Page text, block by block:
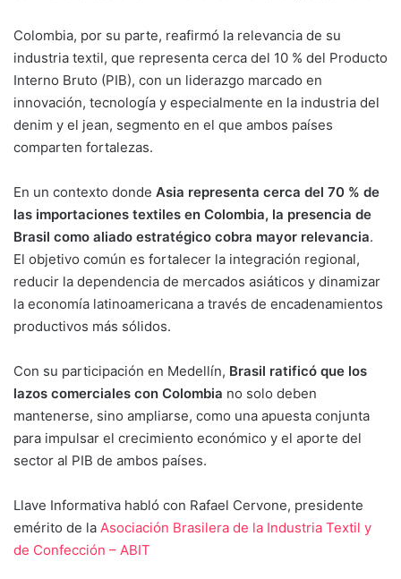
Colombia, por su parte, reafirmó la relevancia de su
industria textil, que representa cerca del 10 % del Producto
Interno Bruto (PIB), con un liderazgo marcado en
innovación, tecnología y especialmente en la industria del
denim y el jean, segmento en el que ambos países
comparten fortalezas.
En un contexto donde Asia representa cerca del 70 % de
las importaciones textiles en Colombia, la presencia de
Brasil como aliado estratégico cobra mayor relevancia.
El objetivo común es fortalecer la integración regional,
reducir la dependencia de mercados asiáticos y dinamizar
la economía latinoamericana a través de encadenamientos
productivos más sólidos.
Con su participación en Medellín, Brasil ratificó que los
lazos comerciales con Colombia no solo deben
mantenerse, sino ampliarse, como una apuesta conjunta
para impulsar el crecimiento económico y el aporte del
sector al PIB de ambos países.
Llave Informativa habló con Rafael Cervone, presidente
emérito de la Asociación Brasilera de la Industria Textil y
de Confección – ABIT